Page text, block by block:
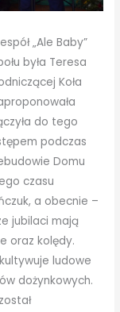
„Ale Baby”
była Teresa
Koła
do tego
podczas
Domu
czasu
a obecnie –
jubilaci mają
oraz kolędy.
ludowe
dożynkowych.